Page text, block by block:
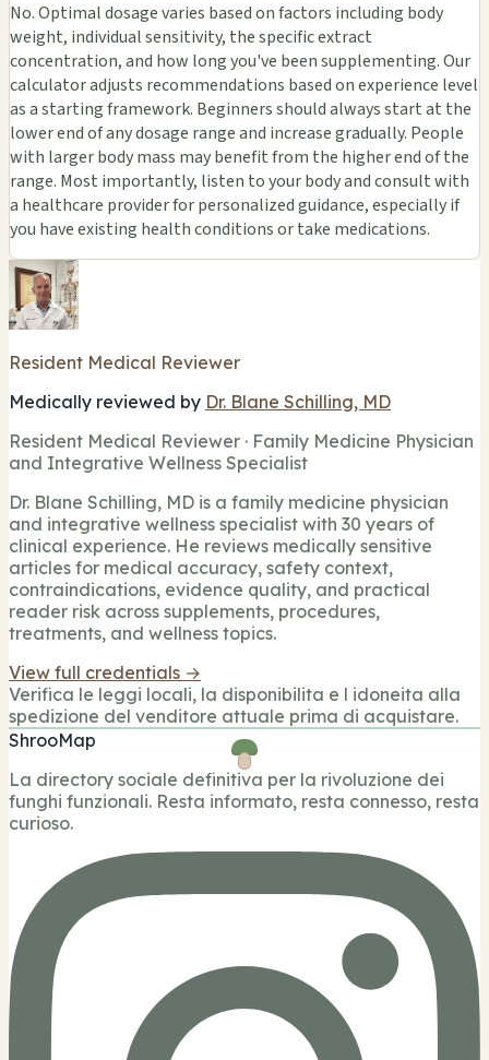
No. Optimal dosage varies based on factors including body
weight, individual sensitivity, the specific extract
concentration, and how long you've been supplementing. Our
calculator adjusts recommendations based on experience level
as a starting framework. Beginners should always start at the
lower end of any dosage range and increase gradually. People
with larger body mass may benefit from the higher end of the
range. Most importantly, listen to your body and consult with
a healthcare provider for personalized guidance, especially if
you have existing health conditions or take medications.
Resident Medical Reviewer
Medically reviewed by Dr. Blane Schilling, MD
Resident Medical Reviewer · Family Medicine Physician
and Integrative Wellness Specialist
Dr. Blane Schilling, MD is a family medicine physician
and integrative wellness specialist with 30 years of
clinical experience. He reviews medically sensitive
articles for medical accuracy, safety context,
contraindications, evidence quality, and practical
reader risk across supplements, procedures,
treatments, and wellness topics.
View full credentials →
Verifica le leggi locali, la disponibilita e l idoneita alla
spedizione del venditore attuale prima di acquistare.
ShrooMap
La directory sociale definitiva per la rivoluzione dei
funghi funzionali. Resta informato, resta connesso, resta
curioso.